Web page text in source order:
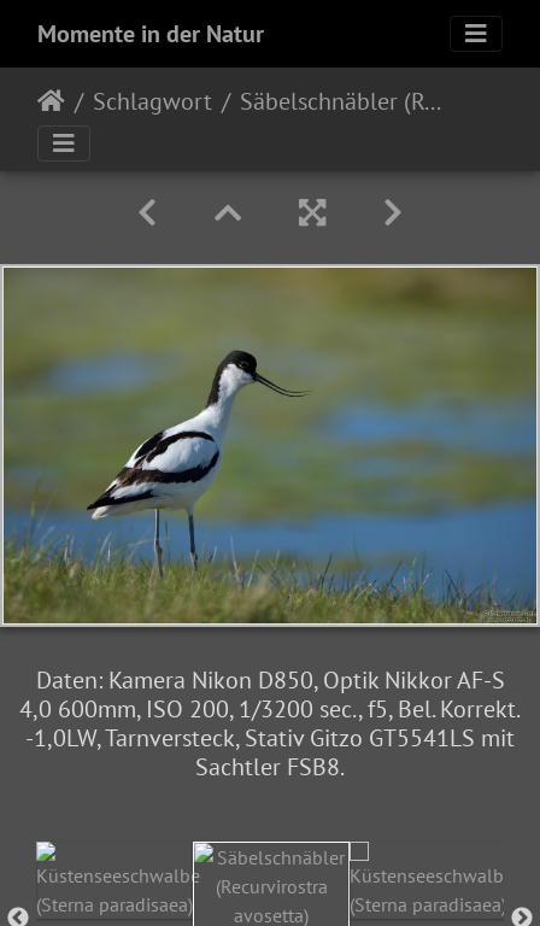
Momente in der Natur
Schlagwort Säbelschnäbler (Recurvirostra avosetta)
Daten: Kamera Nikon D850, Optik Nikkor AF-S
4,0 600mm, ISO 200, 1/3200 sec., f5, Bel. Korrekt.
-1,0LW, Tarnversteck, Stativ Gitzo GT5541LS mit
Sachtler FSB8.